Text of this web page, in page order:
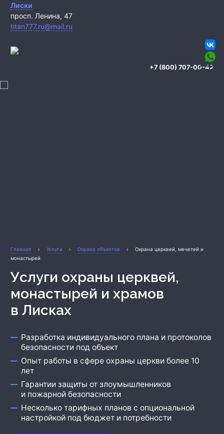
Лиски
просп. Ленина, 47
titan777.ru@mail.ru
+7 (800) 707-00-42
Главная › Услуги › Охрана объектов ›
Охрана церквей, мечетей и
монастырей
Услуги охраны церквей,
монастырей и храмов
в Лисках
Разработка индивидуального плана и протоколов
безопасности под объект
Опыт работы в сфере охраны церкви более 10
лет
Гарантии защиты от злоумышленников
и пожарной безопасности
Несколько тарифных планов с опциональной
настройкой под бюджет и потребности